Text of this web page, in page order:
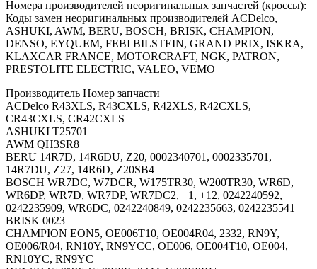
Номера производителей неоригинальных запчастей (кроссы):
Коды замен неоригинальных производителей ACDelco,
ASHUKI, AWM, BERU, BOSCH, BRISK, CHAMPION,
DENSO, EYQUEM, FEBI BILSTEIN, GRAND PRIX, ISKRA,
KLAXCAR FRANCE, MOTORCRAFT, NGK, PATRON,
PRESTOLITE ELECTRIC, VALEO, VEMO
Производитель Номер запчасти
ACDelco R43XLS, R43CXLS, R42XLS, R42CXLS,
CR43CXLS, CR42CXLS
ASHUKI T25701
AWM QH3SR8
BERU 14R7D, 14R6DU, Z20, 0002340701, 0002335701,
14R7DU, Z27, 14R6D, Z20SB4
BOSCH WR7DC, W7DCR, W175TR30, W200TR30, WR6D,
WR6DP, WR7D, WR7DP, WR7DC2, +1, +12, 0242240592,
0242235909, WR6DC, 0242240849, 0242235663, 0242235541
BRISK 0023
CHAMPION EON5, OE006T10, OE004R04, 2332, RN9Y,
OE006/R04, RN10Y, RN9YCC, OE006, OE004T10, OE004,
RN10YC, RN9YC